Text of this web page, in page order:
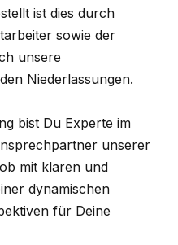
ist dies durch
sowie der
unsere
Niederlassungen.
bist Du Experte im
unserer
mit klaren und
dynamischen
für Deine